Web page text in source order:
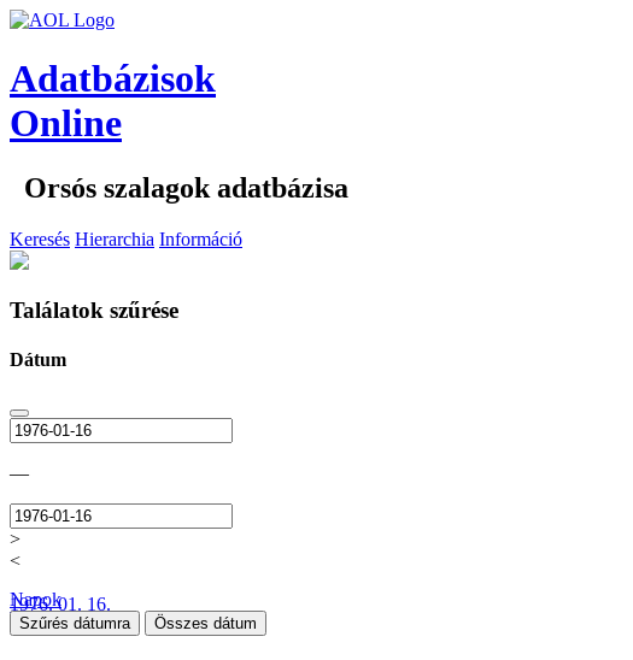
Adatbázisok
Online
Orsós szalagok adatbázisa
Keresés Hierarchia Információ
Találatok szűrése
Dátum
—
>
<
1976. 01. 16.
Napok
Szűrés dátumra Összes dátum